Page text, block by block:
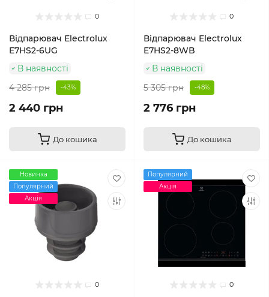
0
Відпарювач Electrolux
E7HS2-6UG
В наявності
4 285 грн
-43%
2 440 грн
До кошика
0
Відпарювач Electrolux
E7HS2-8WB
В наявності
5 305 грн
-48%
2 776 грн
До кошика
Новинка
Популярний
Акція
0
Популярний
Акція
0